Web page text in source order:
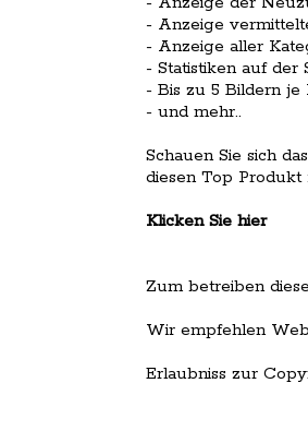
- Anzeige
- Anzeige aller
- Statistiken auf der
- Bis zu 5 Bildern je
- und mehr..
Schauen Sie sich
diesen Top Produkt :
Klicken Sie hier
Zum betreiben
Wir empfehlen
Erlaubniss zur